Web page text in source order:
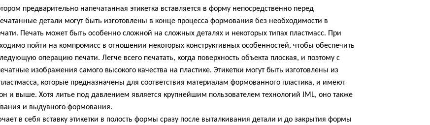
предварительно напечатанная этикетка вставляется в форму непосредственно перед
детали могут быть изготовлены в конце процесса формования без необходимости в
Печать может быть особенно сложной на сложных деталях и некоторых типах пластмасс. При
пойти на компромисс в отношении некоторых конструктивных особенностей, чтобы обеспечить
операцию печати. Легче всего печатать, когда поверхность объекта плоская, и поэтому с
изображения самого высокого качества на пластике. Этикетки могут быть изготовлены из
которые предназначены для соответствия материалам формованного пластика, и имеют
и выше. Хотя литье под давлением является крупнейшим пользователем технологий IML, оно также
и выдувного формования.
в себя вставку этикетки в полость формы сразу после выталкивания детали и до закрытия формы